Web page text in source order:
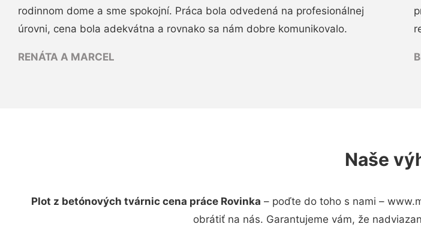
rodinnom dome a sme spokojní. Práca bola odvedená na profesionálnej
úrovni, cena bola adekvátna a rovnako sa nám dobre komunikovalo.
RENÁTA A MARCEL
Naše
Plot z betónových tvárnic cena práce Rovinka – poďte do toho s nami –
obrátiť na nás. Garantujeme vám, že